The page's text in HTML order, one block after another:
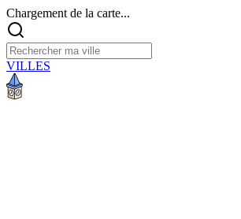
Chargement de la carte...
VILLES